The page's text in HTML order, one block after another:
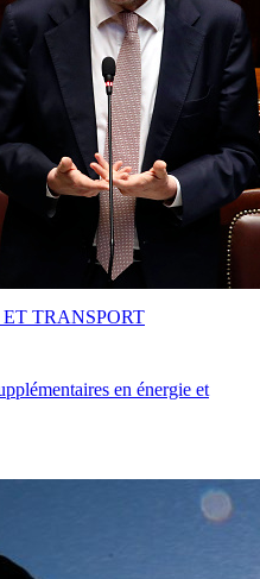
en énergie et
TRANSPORT